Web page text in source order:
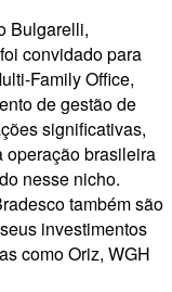
Bulgarelli,
convidado para
Family Office,
de gestão de
significativas,
operação brasileira
nesse nicho.
também são
investimentos
como Oriz, WGH